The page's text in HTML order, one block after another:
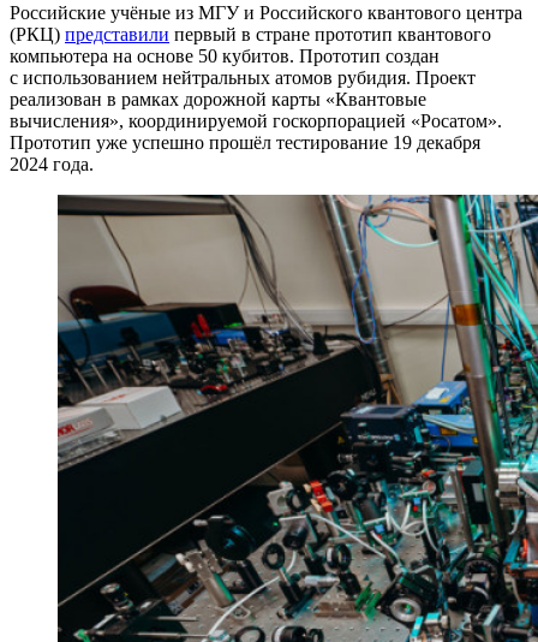
Российские учёные из МГУ и Российского квантового центра
(РКЦ) представили первый в стране прототип квантового
компьютера на основе 50 кубитов. Прототип создан
с использованием нейтральных атомов рубидия. Проект
реализован в рамках дорожной карты «Квантовые
вычисления», координируемой госкорпорацией «Росатом».
Прототип уже успешно прошёл тестирование 19 декабря
2024 года.